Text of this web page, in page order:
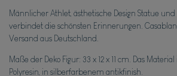
Männlicher Athlet, ästhetische Design Statue und
verbindet die schönsten Erinnerungen.
Versand aus Deutschland.
Maße der Deko Figur: 33 x 12 x 11 cm. Das
Polyresin, in silberfarbenem antikfinish.